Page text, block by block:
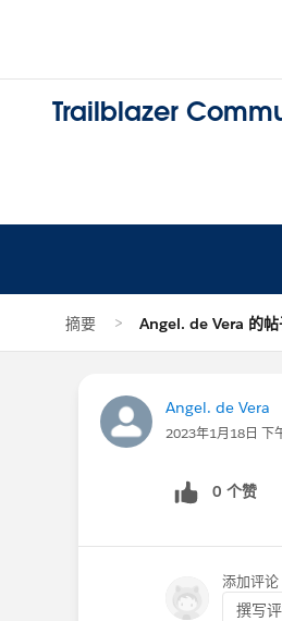
Trailblazer
摘要 Angel. de Vera 的帖
Angel. de Vera
2023年1月18日 下
0 个赞
添加评论
撰写